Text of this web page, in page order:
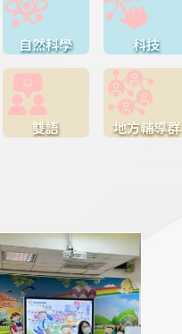
自然科學 科技
雙語 地方輔導群